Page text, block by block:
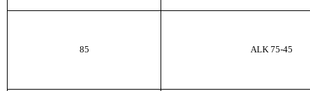
85 ALK 75-45